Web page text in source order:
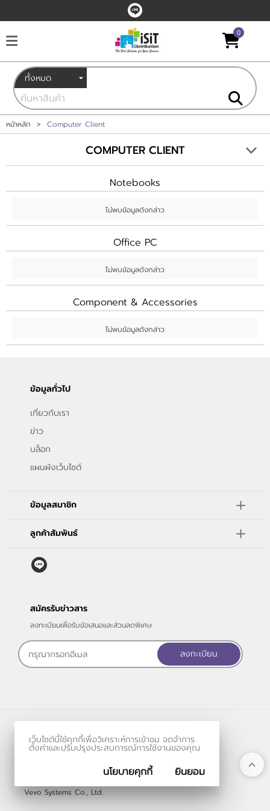
สมัครสมาชิก
สินค้าที่สนใจ
หน้าหลัก
0
หน้าหลัก > Computer Client
COMPUTER CLIENT
Notebooks
ไม่พบข้อมูลดังกล่าว
Office PC
ไม่พบข้อมูลดังกล่าว
Component & Accessories
ไม่พบข้อมูลดังกล่าว
ข้อมูลทั่วไป
เกี่ยวกับเรา
ข่าว
บล็อก
แผนผังเว็บไซต์
ข้อมูลสมาชิก
ลูกค้าสัมพันธ์
สมัครรับข่าวสาร
ลงทะเบียนเพื่อรับข้อเสนอและส่วนลดพิเศษ
ลงทะเบียน
และขายของออนไลน์โดย
Vevo Systems Co., Ltd.
เว็บไซต์นี้ใช้คุกกี้เพื่อวิเคราะห์การเข้าชม จดจำการ
ตั้งค่าและปรับปรุงประสบการณ์การใช้งานของคุณ
นโยบายคุกกี้ ยินยอม